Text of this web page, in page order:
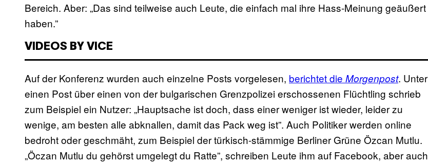
Bereich. Aber: „Das sind teilweise auch Leute, die einfach mal ihre Hass-Meinung geäußert
haben.”
VIDEOS BY VICE
Auf der Konferenz wurden auch einzelne Posts vorgelesen, berichtet die Morgenpost. Unter
einen Post über einen von der bulgarischen Grenzpolizei erschossenen Flüchtling schrieb
zum Beispiel ein Nutzer: „Hauptsache ist doch, dass einer weniger ist wieder, leider zu
wenige, am besten alle abknallen, damit das Pack weg ist”. Auch Politiker werden online
bedroht oder geschmäht, zum Beispiel der türkisch-stämmige Berliner Grüne Özcan Mutlu.
„Öczan Mutlu du gehörst umgelegt du Ratte”, schreiben Leute ihm auf Facebook, aber auch